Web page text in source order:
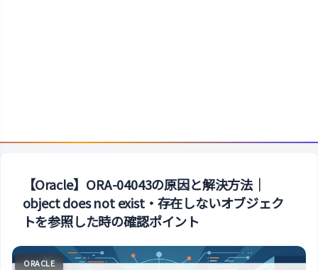
【Oracle】ORA-04043の原因と解決方法｜
object does not exist・存在しないオブジェク
トを参照した時の確認ポイント
ORACLE